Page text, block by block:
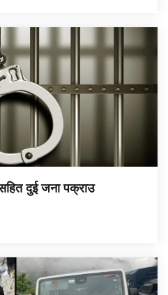
दुई जना पक्राउ